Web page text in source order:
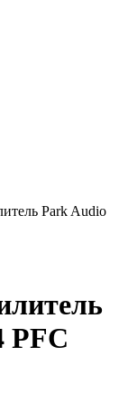
Park Audio
PFC